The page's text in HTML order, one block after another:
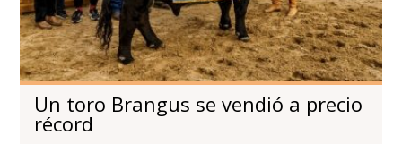
Un toro Brangus se vendió a precio
récord